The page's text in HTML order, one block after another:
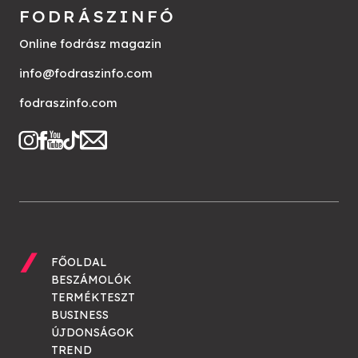
FODRÁSZINFÓ
Online fodrász magazin
info@fodraszinfo.com
fodraszinfo.com
FŐOLDAL
BESZÁMOLÓK
TERMÉKTESZT
BUSINESS
ÚJDONSÁGOK
TREND